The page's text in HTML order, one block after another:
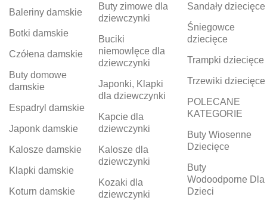
Baleriny damskie
Botki damskie
Czółena damskie
Buty domowe
damskie
Espadryl damskie
Japonk damskie
Kalosze damskie
Klapki damskie
Koturn damskie
Buty zimowe dla
dziewczynki
Buciki
niemowlęce dla
dziewczynki
Japonki, Klapki
dla dziewczynki
Kapcie dla
dziewczynki
Kalosze dla
dziewczynki
Kozaki dla
dziewczynki
Sandały dziecięce
Śniegowce
dziecięce
Trampki dziecięce
Trzewiki dziecięce
POLECANE
KATEGORIE
Buty Wiosenne
Dziecięce
Buty
Wodoodporne Dla
Dzieci